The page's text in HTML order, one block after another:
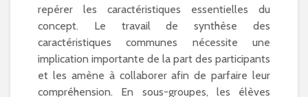
repérer les caractéristiques essentielles du
concept. Le travail de synthèse des
caractéristiques communes nécessite une
implication importante de la part des participants
et les amène à collaborer afin de parfaire leur
compréhension. En sous-groupes, les élèves